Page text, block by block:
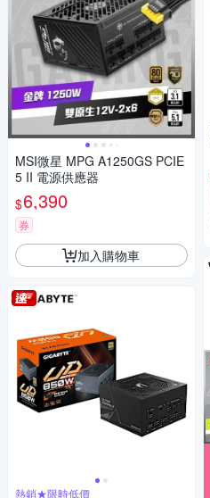
MSI微星 MPG A1250GS PCIE
5 II 電源供應器
$6,390
券
加入購物車
熱銷★限時低價